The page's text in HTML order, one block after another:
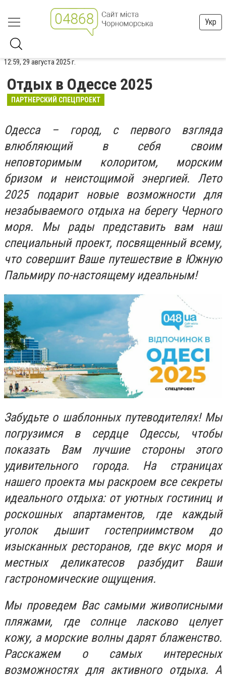
Укр
12:59, 29 августа 2025 г.
Отдых в Одессе 2025
ПАРТНЕРСКИЙ СПЕЦПРОЕКТ
Одесса – город, с первого взгляда
влюбляющий в себя своим
неповторимым колоритом, морским
бризом и неистощимой энергией. Лето
2025 подарит новые возможности для
незабываемого отдыха на берегу Черного
моря. Мы рады представить вам наш
специальный проект, посвященный всему,
что совершит Ваше путешествие в Южную
Пальмиру по-настоящему идеальным!
Забудьте о шаблонных путеводителях! Мы
погрузимся в сердце Одессы, чтобы
показать Вам лучшие стороны этого
удивительного города. На страницах
нашего проекта мы раскроем все секреты
идеального отдыха: от уютных гостиниц и
роскошных апартаментов, где каждый
уголок дышит гостеприимством до
изысканных ресторанов, где вкус моря и
местных деликатесов разбудит Ваши
гастрономические ощущения.
Мы проведем Вас самыми живописными
пляжами, где солнце ласково целует
кожу, а морские волны дарят блаженство.
Расскажем о самых интересных
возможностях для активного отдыха. А